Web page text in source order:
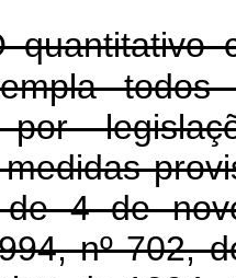
quantitativo
por
de 4 de
nº 702,